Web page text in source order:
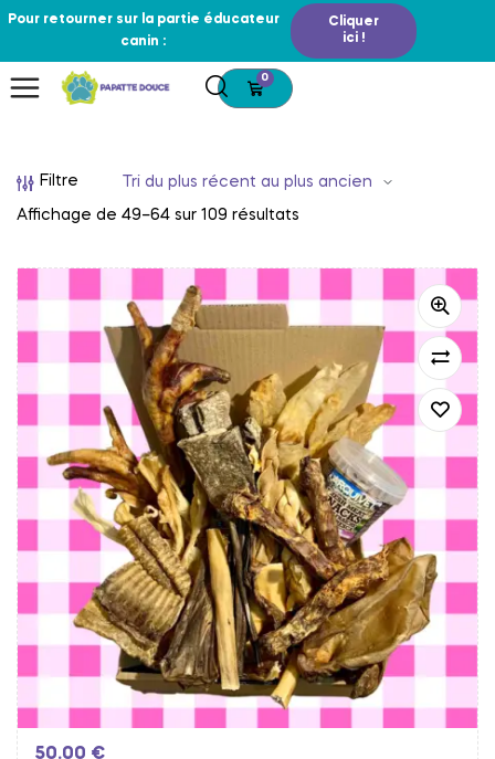
Pour retourner sur la partie éducateur
canin :
Cliquer
ici !
0
Filtre
Affichage de 49–64 sur 109 résultats
50.00 €